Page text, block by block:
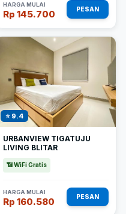
HARGA MULAI
Rp 145.700 PESAN
⭐ 9.4
URBANVIEW TIGATUJU
LIVING BLITAR
📶 WiFi Gratis
HARGA MULAI
Rp 160.580 PESAN